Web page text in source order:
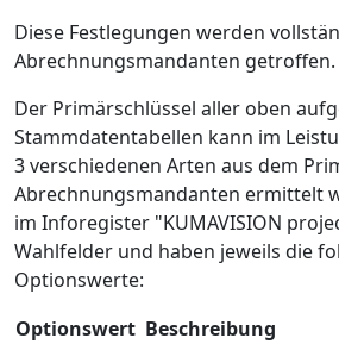
Diese Festlegungen werden
Abrechnungsmandanten getroffen.
Der Primärschlüssel aller oben
Stammdatentabellen kann im
3 verschiedenen Arten aus dem
Abrechnungsmandanten ermittelt
im Inforegister "KUMAVISION
Wahlfelder und haben jeweils die
Optionswerte:
Optionswert Beschreibung